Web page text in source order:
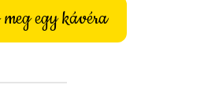
egy kávéra